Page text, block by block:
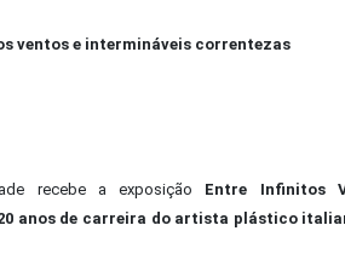
ventos e intermináveis correntezas
recebe a exposição Entre Infinitos
anos de carreira do artista plástico